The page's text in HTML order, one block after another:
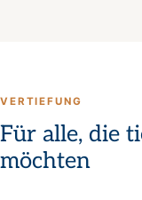
VERTIEFUNG
Für alle, die
möchten